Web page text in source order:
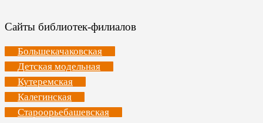
Сайты библиотек-филиалов
Большекачаковская
Детская модельная
Кутеремская
Калегинская
Староорьебашевская